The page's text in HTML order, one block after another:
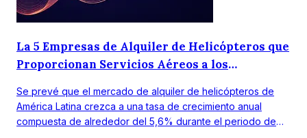
La 5 Empresas de Alquiler de Helicópteros que
Proporcionan Servicios Aéreos a los
Se prevé que el mercado de alquiler de helicópteros de
América Latina crezca a una tasa de crecimiento anual
compuesta de alrededor del 5,6% durante el periodo de